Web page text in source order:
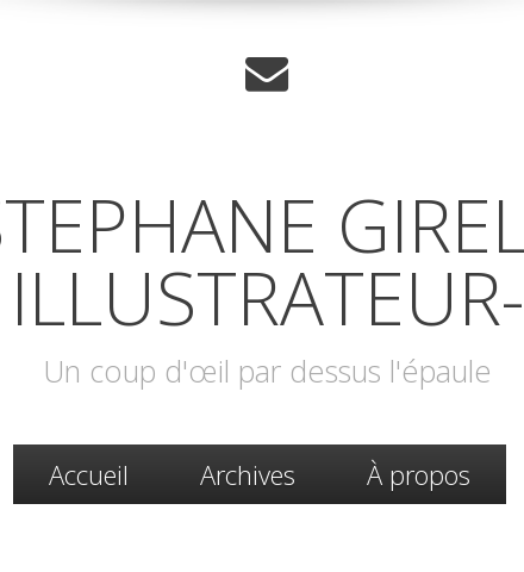
ILLUSTRATEUR-
Un coup d'œil par dessus l'épaule
Accueil Archives À propos